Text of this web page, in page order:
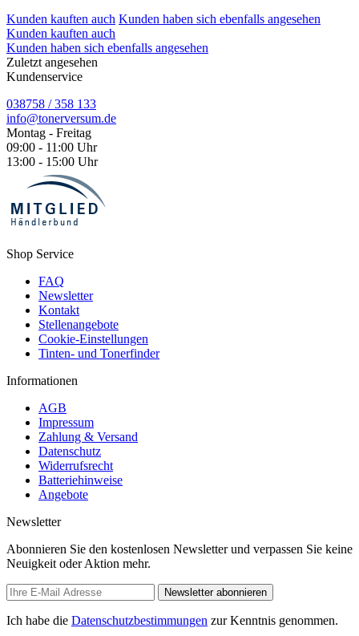
Kunden kauften auch Kunden haben sich ebenfalls angesehen
Kunden kauften auch
Kunden haben sich ebenfalls angesehen
Zuletzt angesehen
Kundenservice
038758 / 358 133
info@tonerversum.de
Montag - Freitag
09:00 - 11:00 Uhr
13:00 - 15:00 Uhr
Shop Service
FAQ
Newsletter
Kontakt
Stellenangebote
Cookie-Einstellungen
Tinten- und Tonerfinder
Informationen
AGB
Impressum
Zahlung & Versand
Datenschutz
Widerrufsrecht
Batteriehinweise
Angebote
Newsletter
Abonnieren Sie den kostenlosen Newsletter und verpassen Sie keine
Neuigkeit oder Aktion mehr.
Newsletter abonnieren
Ich habe die Datenschutzbestimmungen zur Kenntnis genommen.